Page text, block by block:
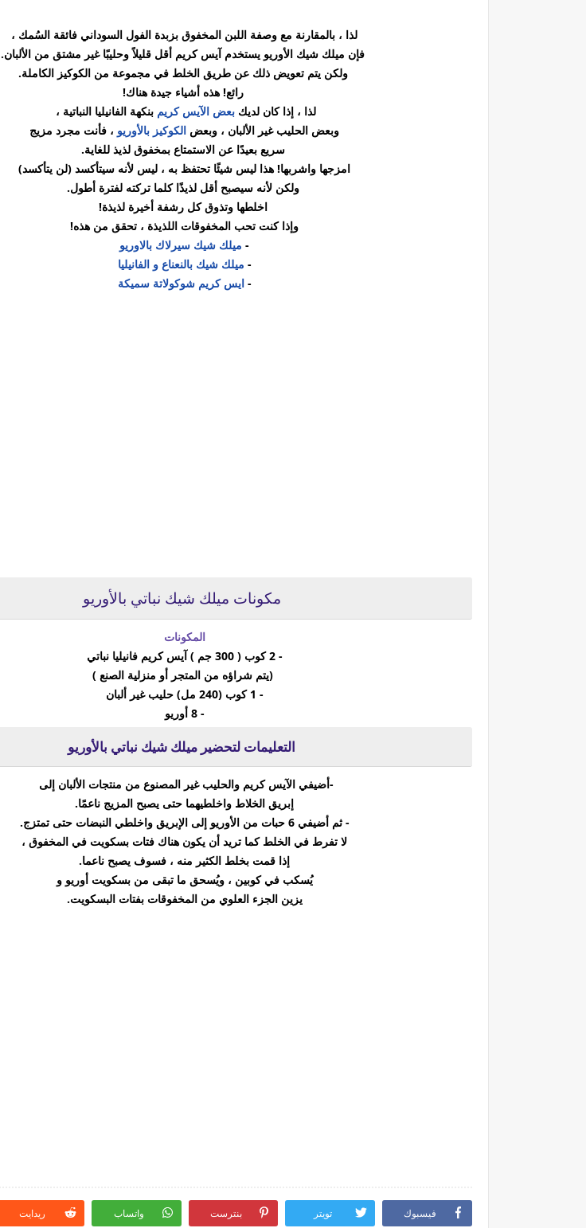
لذا ، بالمقارنة مع وصفة اللبن المخفوق بزبدة الفول السوداني فائقة السُمك ،
فإن ميلك شيك الأوريو يستخدم آيس كريم أقل قليلاً وحليبًا غير مشتق من الألبان.
ولكن يتم تعويض ذلك عن طريق الخلط في مجموعة من الكوكيز الكاملة.
رائع! هذه أشياء جيدة هناك!
لذا ، إذا كان لديك بعض الآيس كريم بنكهة الفانيليا النباتية ،
وبعض الحليب غير الألبان ، وبعض الكوكيز بالأوريو ، فأنت مجرد مزيج
سريع بعيدًا عن الاستمتاع بمخفوق لذيذ للغاية.
امزجها واشربها! هذا ليس شيئًا تحتفظ به ، ليس لأنه سيتأكسد (لن يتأكسد)
ولكن لأنه سيصبح أقل لذيذًا كلما تركته لفترة أطول.
اخلطها وتذوق كل رشفة أخيرة لذيذة!
وإذا كنت تحب المخفوقات اللذيذة ، تحقق من هذه!
- ميلك شيك سيرلاك بالاوريو
- ميلك شيك بالنعناع و الفانيليا
-ايس كريم شوكولاتة سميكة
مكونات ميلك شيك نباتي بالأوريو
المكونات
- 2 كوب ( 300 جم ) آيس كريم فانيليا نباتي
(يتم شراؤه من المتجر أو منزلية الصنع )
- 1 كوب (240 مل) حليب غير ألبان
- 8 أوريو
التعليمات لتحضير ميلك شيك نباتي بالأوريو
-أضيفي الآيس كريم والحليب غير المصنوع من منتجات الألبان إلى
إبريق الخلاط واخلطيهما حتى يصبح المزيج ناعمًا.
- ثم أضيفي 6 حبات من الأوريو إلى الإبريق واخلطي النبضات حتى تمتزج.
لا تفرط في الخلط كما تريد أن يكون هناك فتات بسكويت في المخفوق ،
إذا قمت بخلط الكثير منه ، فسوف يصبح ناعما.
يُسكب في كوبين ، ويُسحق ما تبقى من بسكويت أوريو و
يزين الجزء العلوي من المخفوقات بفتات البسكويت.
فيسبوك تويتر بنترست واتساب ريدايت